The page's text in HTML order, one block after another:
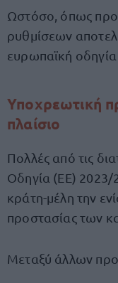
Ωστόσο, όπως
ρυθμίσεων
ευρωπαϊκή οδηγία
Υποχρεωτική
πλαίσιο
Πολλές από τις
Οδηγία (ΕΕ) 2023/
κράτη-μέλη την
προστασίας των
Μεταξύ άλλων